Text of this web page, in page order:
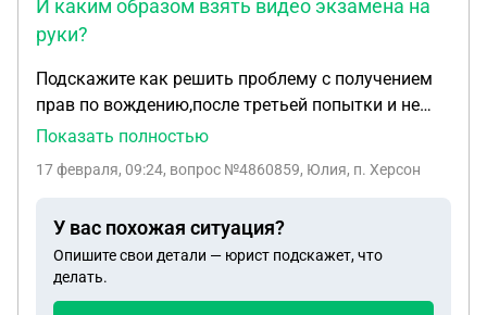
И каким образом взять видео экзамена на
руки?
Подскажите как решить проблему с получением
прав по вождению,после третьей попытки и не
ждать пол года для пересдачи. Суть вопроса:
выполняла по регламенту. Что инспектор
время движения по площадке МРЭО, и я его не
расслышала. На отказ инспектора повторить
задание или дать выполнить его заново
Показать полностью
17 февраля, 09:24, вопрос №4860859, Юлия, п. Херсон
У вас похожая ситуация?
Опишите свои детали — юрист подскажет, что
делать.